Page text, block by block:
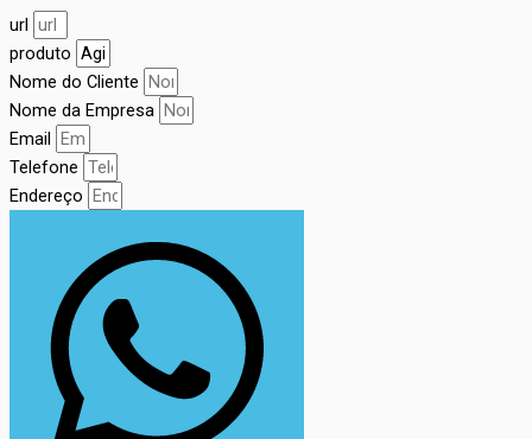
url
produto
Nome do Cliente
Nome da Empresa
Email
Telefone
Endereço